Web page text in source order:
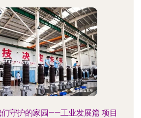
守护的家园——工业发展篇 项目